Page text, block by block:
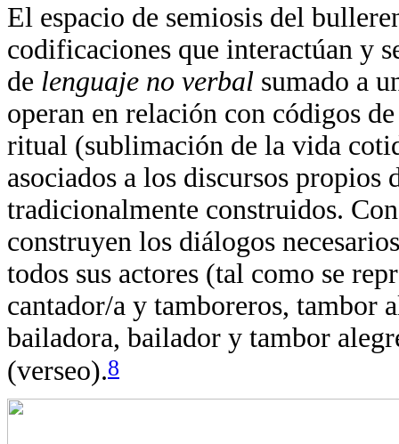
El espacio de semiosis del
codificaciones que interactúan y
de lenguaje no verbal sumado a
operan en relación con códigos
ritual (sublimación de la vida
asociados a los discursos
tradicionalmente construidos.
construyen los diálogos
todos sus actores (tal como se
cantador/a y tamboreros, tambor
bailadora, bailador y tambor
(verseo).8